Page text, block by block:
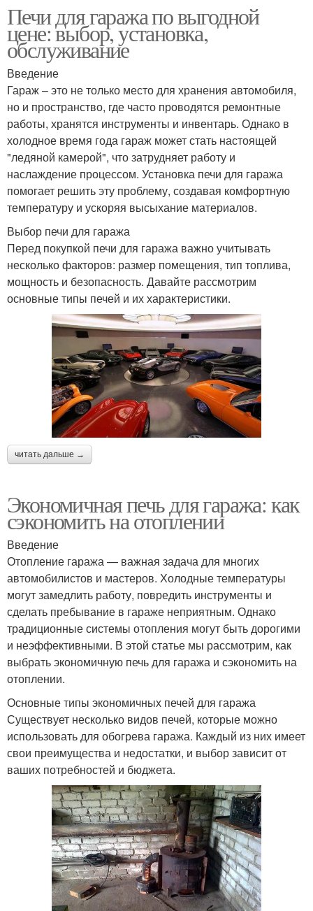
Печи для гаража по выгодной
цене: выбор, установка,
обслуживание
Введение
Гараж – это не только место для хранения автомобиля,
но и пространство, где часто проводятся ремонтные
работы, хранятся инструменты и инвентарь. Однако в
холодное время года гараж может стать настоящей
"ледяной камерой", что затрудняет работу и
наслаждение процессом. Установка печи для гаража
помогает решить эту проблему, создавая комфортную
температуру и ускоряя высыхание материалов.
Выбор печи для гаража
Перед покупкой печи для гаража важно учитывать
несколько факторов: размер помещения, тип топлива,
мощность и безопасность. Давайте рассмотрим
основные типы печей и их характеристики.
читать дальше →
Экономичная печь для гаража: как
сэкономить на отоплении
Введение
Отопление гаража — важная задача для многих
автомобилистов и мастеров. Холодные температуры
могут замедлить работу, повредить инструменты и
сделать пребывание в гараже неприятным. Однако
традиционные системы отопления могут быть дорогими
и неэффективными. В этой статье мы рассмотрим, как
выбрать экономичную печь для гаража и сэкономить на
отоплении.
Основные типы экономичных печей для гаража
Существует несколько видов печей, которые можно
использовать для обогрева гаража. Каждый из них имеет
свои преимущества и недостатки, и выбор зависит от
ваших потребностей и бюджета.